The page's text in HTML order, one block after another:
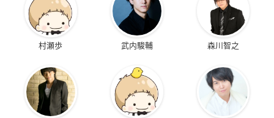
村瀬歩 武内駿輔 森川智之